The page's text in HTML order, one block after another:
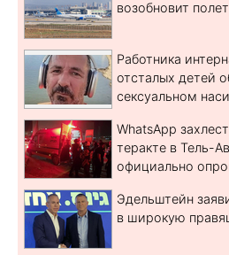
возобновит
Работника
отсталых детей
сексуальном
WhatsApp
теракте в Тель-
официально
Эдельштейн
в широкую